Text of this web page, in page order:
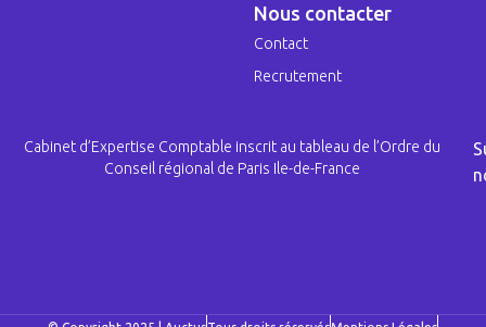
Nous contacter
Contact
Recrutement
Cabinet d’Expertise Comptable inscrit au tableau de l’Ordre du
Conseil régional de Paris Ile-de-France